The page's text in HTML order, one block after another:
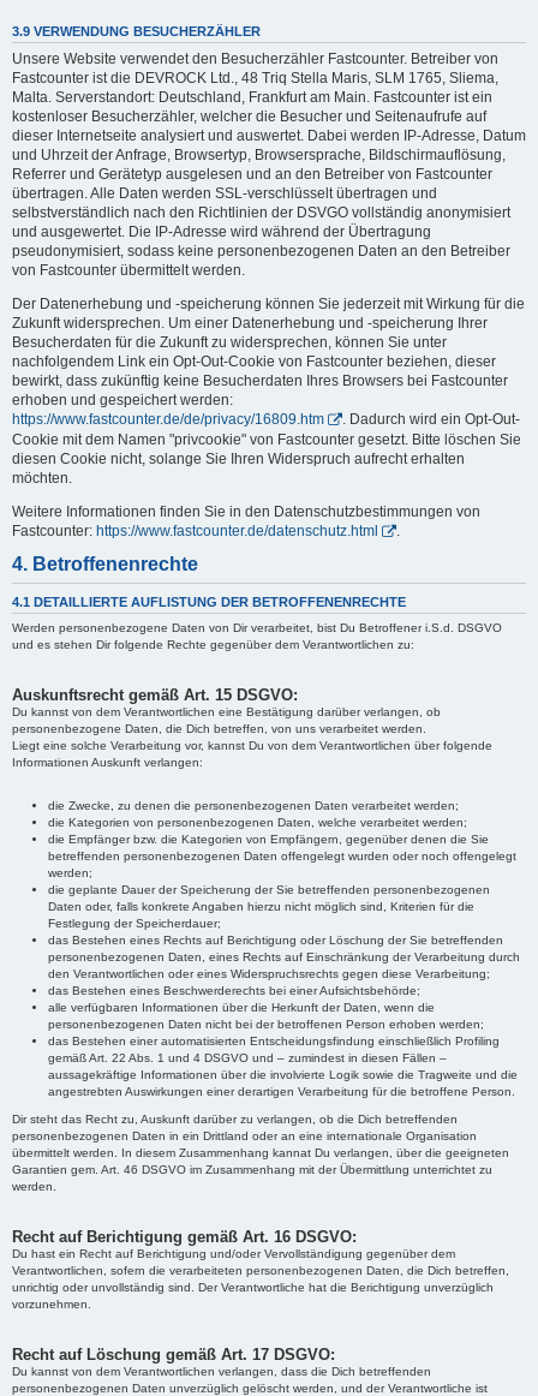
3.9 VERWENDUNG BESUCHERZÄHLER
Unsere Website verwendet den Besucherzähler Fastcounter. Betreiber von
Fastcounter ist die DEVROCK Ltd., 48 Triq Stella Maris, SLM 1765, Sliema,
Malta. Serverstandort: Deutschland, Frankfurt am Main. Fastcounter ist ein
kostenloser Besucherzähler, welcher die Besucher und Seitenaufrufe auf
dieser Internetseite analysiert und auswertet. Dabei werden IP-Adresse, Datum
und Uhrzeit der Anfrage, Browsertyp, Browsersprache, Bildschirmauflösung,
Referrer und Gerätetyp ausgelesen und an den Betreiber von Fastcounter
übertragen. Alle Daten werden SSL-verschlüsselt übertragen und
selbstverständlich nach den Richtlinien der DSVGO vollständig anonymisiert
und ausgewertet. Die IP-Adresse wird während der Übertragung
pseudonymisiert, sodass keine personenbezogenen Daten an den Betreiber
von Fastcounter übermittelt werden.
Der Datenerhebung und -speicherung können Sie jederzeit mit Wirkung für die
Zukunft widersprechen. Um einer Datenerhebung und -speicherung Ihrer
Besucherdaten für die Zukunft zu widersprechen, können Sie unter
nachfolgendem Link ein Opt-Out-Cookie von Fastcounter beziehen, dieser
bewirkt, dass zukünftig keine Besucherdaten Ihres Browsers bei Fastcounter
erhoben und gespeichert werden:
https://www.fastcounter.de/de/privacy/16809.htm
. Dadurch wird ein Opt-Out-
Cookie mit dem Namen "privcookie" von Fastcounter gesetzt. Bitte löschen Sie
diesen Cookie nicht, solange Sie Ihren Widerspruch aufrecht erhalten
möchten.
Weitere Informationen finden Sie in den Datenschutzbestimmungen von
Fastcounter: https://www.fastcounter.de/datenschutz.html
4. Betroffenenrechte
4.1 DETAILLIERTE AUFLISTUNG DER BETROFFENENRECHTE
Werden personenbezogene Daten von Dir verarbeitet, bist Du Betroffener i.S.d. DSGVO
und es stehen Dir folgende Rechte gegenüber dem Verantwortlichen zu:
Auskunftsrecht gemäß Art. 15 DSGVO:
Du kannst von dem Verantwortlichen eine Bestätigung darüber verlangen, ob
personenbezogene Daten, die Dich betreffen, von uns verarbeitet werden.
Liegt eine solche Verarbeitung vor, kannst Du von dem Verantwortlichen über folgende
Informationen Auskunft verlangen:
die Zwecke, zu denen die personenbezogenen Daten verarbeitet werden;
die Kategorien von personenbezogenen Daten, welche verarbeitet werden;
die Empfänger bzw. die Kategorien von Empfängern, gegenüber denen die Sie
betreffenden personenbezogenen Daten offengelegt wurden oder noch offengelegt
werden;
die geplante Dauer der Speicherung der Sie betreffenden personenbezogenen
Daten oder, falls konkrete Angaben hierzu nicht möglich sind, Kriterien für die
Festlegung der Speicherdauer;
das Bestehen eines Rechts auf Berichtigung oder Löschung der Sie betreffenden
personenbezogenen Daten, eines Rechts auf Einschränkung der Verarbeitung durch
den Verantwortlichen oder eines Widerspruchsrechts gegen diese Verarbeitung;
das Bestehen eines Beschwerderechts bei einer Aufsichtsbehörde;
alle verfügbaren Informationen über die Herkunft der Daten, wenn die
personenbezogenen Daten nicht bei der betroffenen Person erhoben werden;
das Bestehen einer automatisierten Entscheidungsfindung einschließlich Profiling
gemäß Art. 22 Abs. 1 und 4 DSGVO und – zumindest in diesen Fällen –
aussagekräftige Informationen über die involvierte Logik sowie die Tragweite und die
angestrebten Auswirkungen einer derartigen Verarbeitung für die betroffene Person.
Dir steht das Recht zu, Auskunft darüber zu verlangen, ob die Dich betreffenden
personenbezogenen Daten in ein Drittland oder an eine internationale Organisation
übermittelt werden. In diesem Zusammenhang kannat Du verlangen, über die geeigneten
Garantien gem. Art. 46 DSGVO im Zusammenhang mit der Übermittlung unterrichtet zu
werden.
Recht auf Berichtigung gemäß Art. 16 DSGVO:
Du hast ein Recht auf Berichtigung und/oder Vervollständigung gegenüber dem
Verantwortlichen, sofern die verarbeiteten personenbezogenen Daten, die Dich betreffen,
unrichtig oder unvollständig sind. Der Verantwortliche hat die Berichtigung unverzüglich
vorzunehmen.
Recht auf Löschung gemäß Art. 17 DSGVO:
Du kannst von dem Verantwortlichen verlangen, dass die Dich betreffenden
personenbezogenen Daten unverzüglich gelöscht werden, und der Verantwortliche ist